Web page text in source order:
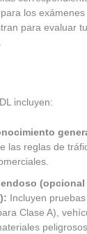
los
para evaluar
incluyen:
las reglas de
endoso (opcional
Incluyen
Clase A),